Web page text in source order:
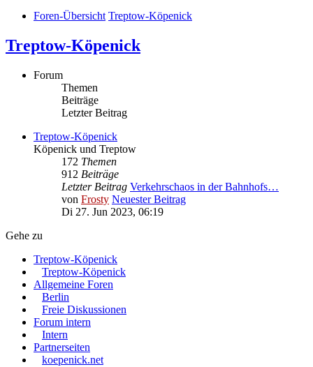
Foren-Übersicht Treptow-Köpenick
Treptow-Köpenick
Forum
Themen
Beiträge
Letzter Beitrag
Treptow-Köpenick
Köpenick und Treptow
172 Themen
912 Beiträge
Letzter Beitrag Verkehrschaos in der Bahnhofs…
von Frosty Neuester Beitrag
Di 27. Jun 2023, 06:19
Gehe zu
Treptow-Köpenick
Treptow-Köpenick
Allgemeine Foren
Berlin
Freie Diskussionen
Forum intern
Intern
Partnerseiten
koepenick.net